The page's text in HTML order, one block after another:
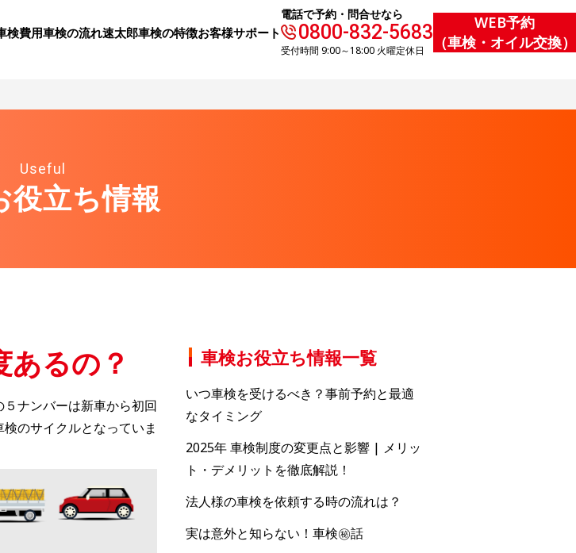
検費⽤⾞検の流れ速太郎⾞検の特徴お客様サポート
電話で予約・問合せなら
0800-832-5683
受付時間 9:00～18:00 火曜定休日
WEB予約
（車検・オイル交換）
Useful
役立ち情報
るの？
ナンバーは新車から初回
のサイクルとなっていま
車検お役立ち情報一覧
いつ車検を受けるべき？事前予約と最適
なタイミング
2025年 車検制度の変更点と影響 | メリッ
ト・デメリットを徹底解説！
法人様の車検を依頼する時の流れは？
実は意外と知らない！車検㊙話